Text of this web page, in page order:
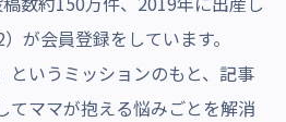
が会員登録をしています。
というミッションのもと、記事
てママが抱える悩みごとを解消